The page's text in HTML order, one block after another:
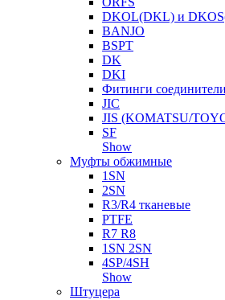
DKOL(DKL) и
BANJO
BSPT
DK
DKI
Фитинги соединители
JIC
JIS (KOMATSU/
SF
Show
Муфты обжимные
1SN
2SN
R3/R4 тканевые
PTFE
R7 R8
1SN 2SN
4SP/4SH
Show
Штуцера